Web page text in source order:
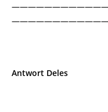
Antwort Deles